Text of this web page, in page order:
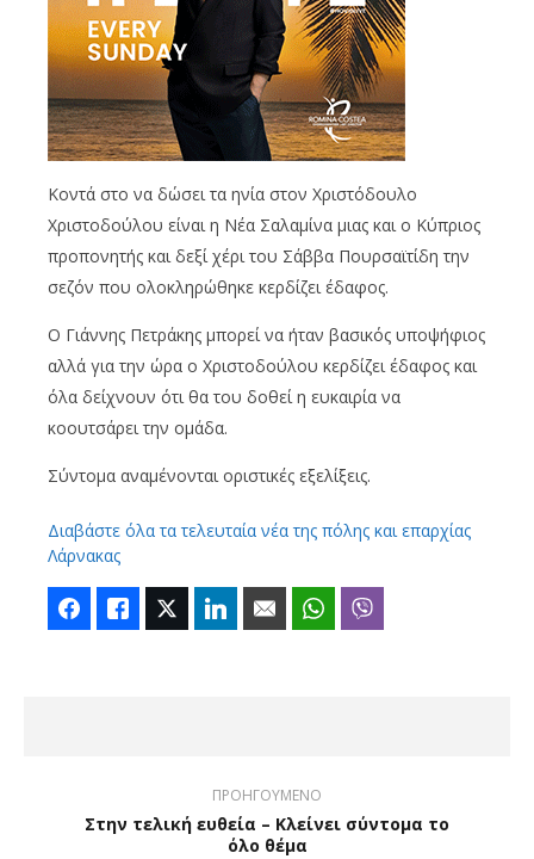
Κοντά στο να δώσει τα ηνία στον Χριστόδουλο
Χριστοδούλου είναι η Νέα Σαλαμίνα μιας και ο Κύπριος
προπονητής και δεξί χέρι του Σάββα Πουρσαϊτίδη την
σεζόν που ολοκληρώθηκε κερδίζει έδαφος.
Ο Γιάννης Πετράκης μπορεί να ήταν βασικός υποψήφιος
αλλά για την ώρα ο Χριστοδούλου κερδίζει έδαφος και
όλα δείχνουν ότι θα του δοθεί η ευκαιρία να
κοουτσάρει την ομάδα.
Σύντομα αναμένονται οριστικές εξελίξεις.
Διαβάστε όλα τα τελευταία νέα της πόλης και επαρχίας
Λάρνακας
FacebookLike Twitter LinkedIn Email WhatsApp
ΠΡΟΗΓΟΥΜΕΝΟ
Στην τελική ευθεία – Κλείνει σύντομα το
όλο θέμα